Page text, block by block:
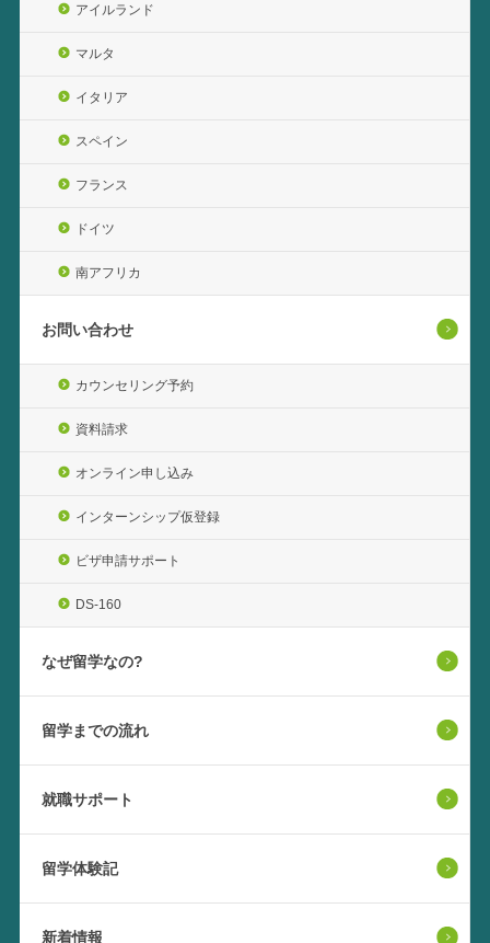
アイルランド
マルタ
イタリア
スペイン
フランス
ドイツ
南アフリカ
お問い合わせ
カウンセリング予約
資料請求
オンライン申し込み
インターンシップ仮登録
ビザ申請サポート
DS-160
なぜ留学なの?
留学までの流れ
就職サポート
留学体験記
新着情報